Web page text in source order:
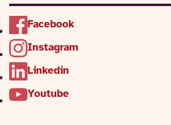
Facebook
Instagram
Linkedin
Youtube